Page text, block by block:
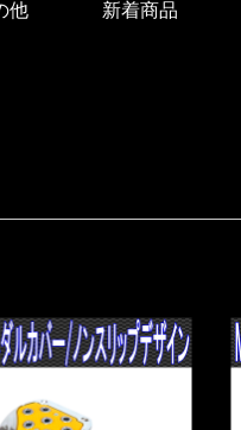
他 新着商品